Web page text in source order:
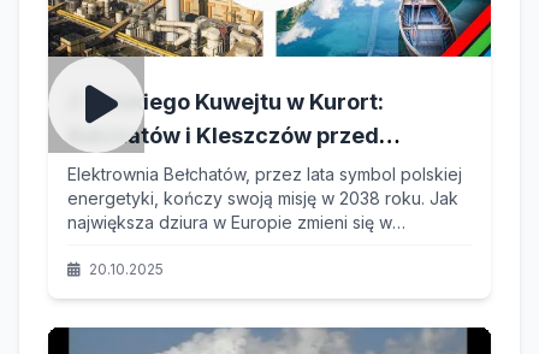
Z Polskiego Kuwejtu w Kurort:
Bełchatów i Kleszczów przed
największą transformacją w Europie
Elektrownia Bełchatów, przez lata symbol polskiej
energetyki, kończy swoją misję w 2038 roku. Jak
największa dziura w Europie zmieni się w
turystów z całego kontynentu?
20.10.2025